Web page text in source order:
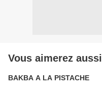
Vous aimerez aussi
BAKBA A LA PISTACHE